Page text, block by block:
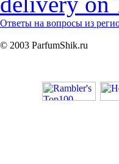
Ответы на вопросы из
© 2003 ParfumShik.ru